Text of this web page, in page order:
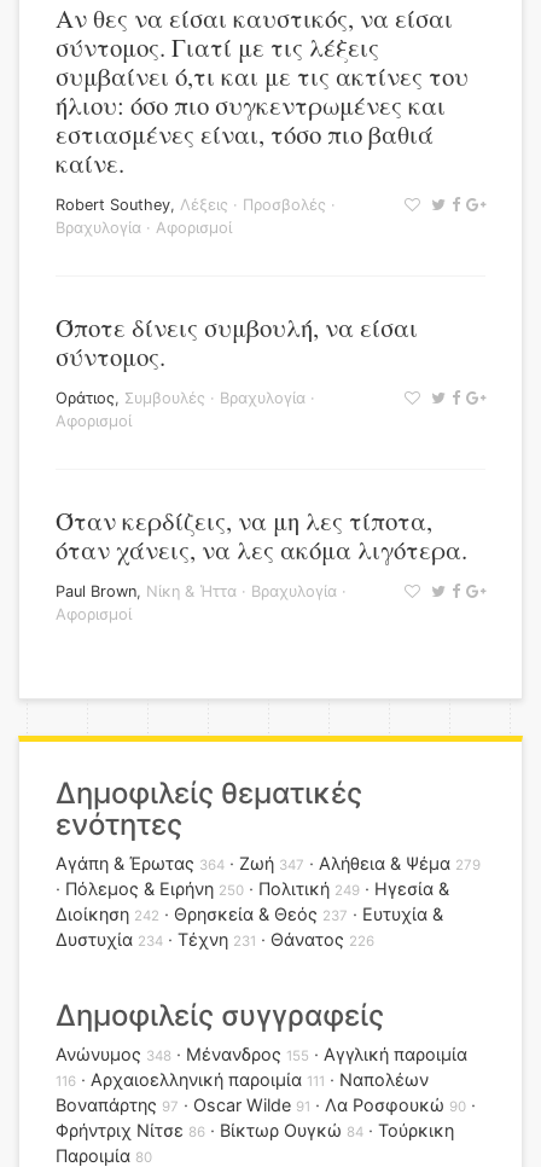
Αν θες να είσαι καυστικός, να είσαι
σύντομος. Γιατί με τις λέξεις
συμβαίνει ό,τι και με τις ακτίνες του
ήλιου: όσο πιο συγκεντρωμένες και
εστιασμένες είναι, τόσο πιο βαθιά
καίνε.
Robert Southey, Λέξεις · Προσβολές ·
Βραχυλογία · Αφορισμοί
Όποτε δίνεις συμβουλή, να είσαι
σύντομος.
Οράτιος, Συμβουλές · Βραχυλογία ·
Αφορισμοί
Όταν κερδίζεις, να μη λες τίποτα,
όταν χάνεις, να λες ακόμα λιγότερα.
Paul Brown, Νίκη & Ήττα · Βραχυλογία ·
Αφορισμοί
Δημοφιλείς θεματικές
ενότητες
Αγάπη & Έρωτας 364 Ζωή 347 Αλήθεια & Ψέμα 279
Πόλεμος & Ειρήνη 250 Πολιτική 249
Ηγεσία &
Διοίκηση 242 Θρησκεία & Θεός 237
Ευτυχία &
Δυστυχία 234 Τέχνη 231 Θάνατος 226
Δημοφιλείς συγγραφείς
Ανώνυμος 348 Μένανδρος 155 Αγγλική παροιμία
116 Αρχαιοελληνική παροιμία 111
Ναπολέων
Βοναπάρτης 97 Oscar Wilde 91 Λα Ροσφουκώ 90
Φρήντριχ Νίτσε 86 Βίκτωρ Ουγκώ 84
Τούρκικη
Παροιμία 80